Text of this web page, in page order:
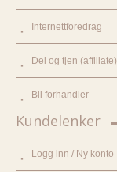
Internettforedrag
Del og tjen (affiliate)
Bli forhandler
Kundelenker
Logg inn / Ny konto